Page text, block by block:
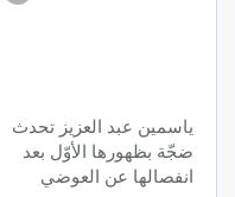
ياسمين عبد العزيز تحدث
ضجّة بظهورها الأوّل بعد
انفصالها عن العوضي